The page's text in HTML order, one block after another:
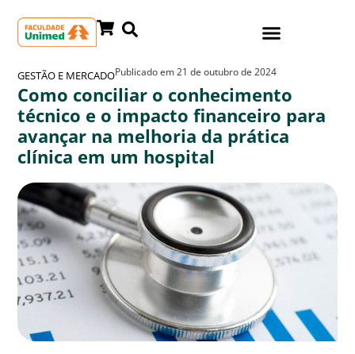
GESTÃO E MERCADOPublicado em21 de outubro de 2024
Como conciliar o conhecimento
técnico e o impacto financeiro para
avançar na melhoria da prática
clínica em um hospital